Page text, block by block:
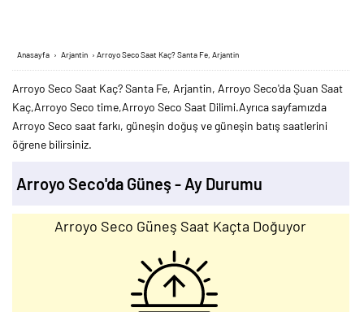
Anasayfa › Arjantin › Arroyo Seco Saat Kaç? Santa Fe, Arjantin
Arroyo Seco Saat Kaç? Santa Fe, Arjantin, Arroyo Seco'da Şuan Saat
Kaç,Arroyo Seco time,Arroyo Seco Saat Dilimi.Ayrıca sayfamızda
Arroyo Seco saat farkı, güneşin doğuş ve güneşin batış saatlerini
öğrene bilirsiniz.
Arroyo Seco'da Güneş - Ay Durumu
Arroyo Seco Güneş Saat Kaçta Doğuyor